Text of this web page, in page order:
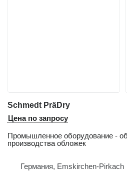
Schmedt PräDry
Цена по запросу
Промышленное оборудование -
производства обложек
Германия, Emskirchen-Pirkach